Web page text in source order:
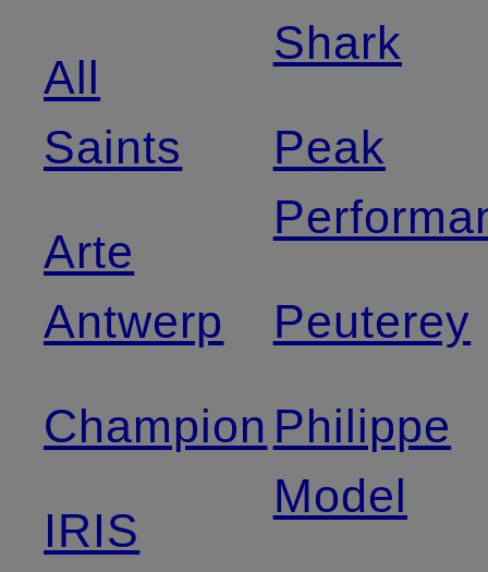
All
Saints
Arte
Antwerp
Champion
IRIS
Shark
Peak
Peuterey
Philippe
Model